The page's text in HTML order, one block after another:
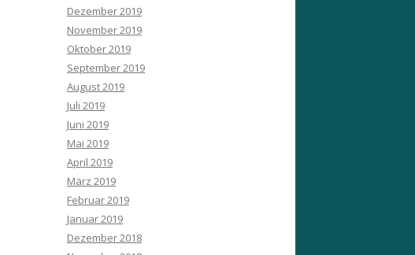
Dezember 2019
November 2019
Oktober 2019
September 2019
August 2019
Juli 2019
Juni 2019
Mai 2019
April 2019
März 2019
Februar 2019
Januar 2019
Dezember 2018